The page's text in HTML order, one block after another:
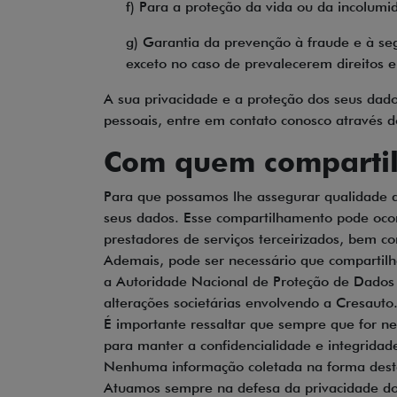
f) Para a proteção da vida ou da
g) Garantia da prevenção à fraude e à
exceto no caso de prevalecerem direitos
A sua privacidade e a proteção dos seus
pessoais, entre em contato conosco através
Com quem
Para que possamos lhe assegurar
seus dados. Esse compartilhamento pode
prestadores de serviços terceirizados, bem
Ademais, pode ser necessário que
a Autoridade Nacional de Proteção de
alterações societárias envolvendo a Cresauto.
É importante ressaltar que sempre que for
para manter a confidencialidade e
Nenhuma informação coletada na forma
Atuamos sempre na defesa da privacidade